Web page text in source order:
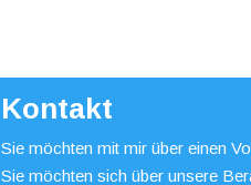
Kontakt
Sie möchten mit mir über einen
Sie möchten sich über unsere